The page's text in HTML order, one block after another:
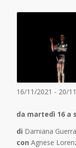
16/11/2021 - 20/
da martedì 16 a
di Damiana Guerra
con Agnese